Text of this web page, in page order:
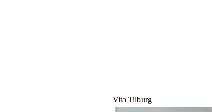
Vita Tilburg